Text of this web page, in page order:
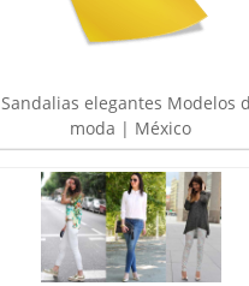
Sandalias elegantes Modelos
moda | México